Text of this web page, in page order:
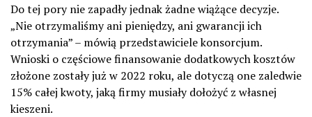
Do tej pory nie zapadły jednak żadne wiążące decyzje.
„Nie otrzymaliśmy ani pieniędzy, ani gwarancji ich
otrzymania” – mówią przedstawiciele konsorcjum.
Wnioski o częściowe finansowanie dodatkowych kosztów
złożone zostały już w 2022 roku, ale dotyczą one zaledwie
15% całej kwoty, jaką firmy musiały dołożyć z własnej
kieszeni.